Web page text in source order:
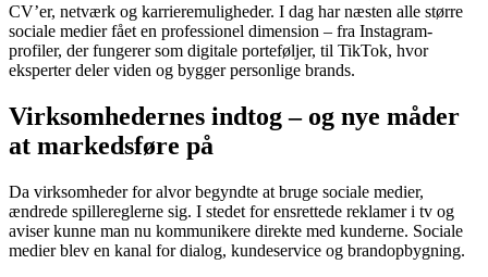
CV’er, netværk og karrieremuligheder. I dag har næsten alle større
sociale medier fået en professionel dimension – fra Instagram-
profiler, der fungerer som digitale porteføljer, til TikTok, hvor
eksperter deler viden og bygger personlige brands.
Virksomhedernes indtog – og nye måder
at markedsføre på
Da virksomheder for alvor begyndte at bruge sociale medier,
ændrede spillereglerne sig. I stedet for ensrettede reklamer i tv og
aviser kunne man nu kommunikere direkte med kunderne. Sociale
medier blev en kanal for dialog, kundeservice og brandopbygning.